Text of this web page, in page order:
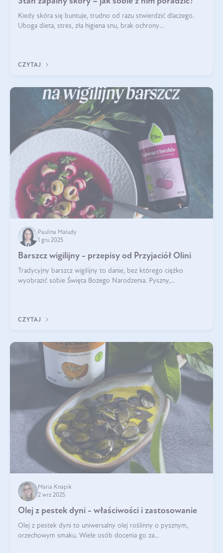
Kiedy skóra się buntuje, trudno od razu stwierdzić dlaczego.
Uboga dieta, stres, zła higiena snu, brak ochrony
CZYTAJ
Paulina Maludy
1 gru 2025
Barszcz wigilijny - przepisy od Przyjaciół Olini
Tradycyjny barszcz wigilijny to danie, bez którego ciężko
wyobrazić sobie Święta Bożego Narodzenia. Pyszny,
CZYTAJ
Maria Knapik
2 wrz 2025
Olej z pestek dyni - właściwości i zastosowanie
Olej z pestek dyni to uniwersalny olej roślinny o pysznym,
orzechowym smaku. Wiele osób docenia go za